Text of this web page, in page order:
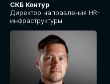
СКБ Контур
Директор направления HR-
инфраструктуры